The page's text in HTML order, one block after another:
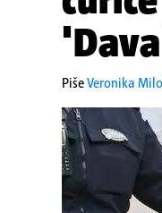
PišeVeronika